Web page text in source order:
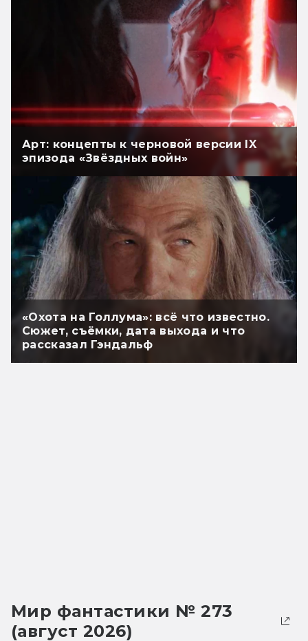
Арт: концепты к черновой версии IX
эпизода «Звёздных войн»
«Охота на Голлума»: всё что известно.
Сюжет, съёмки, дата выхода и что
рассказал Гэндальф
Мир фантастики № 273
(август 2026)